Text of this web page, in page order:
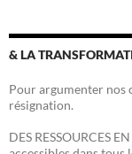
& LA
Pour argumenter nos
résignation.
DES RESSOURCES